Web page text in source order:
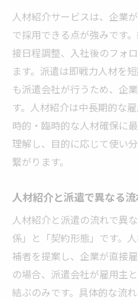
人材紹介サービスは、企業
で採用できる点が強みです
接日程調整、入社後のフォ
ます。派遣は即戦力人材を
も派遣会社が行うため、企
す。人材紹介は中長期的な
時的・臨時的な人材確保に
理解し、目的に応じて使い
繋がります。
人材紹介と派遣で異なる
人材紹介と派遣の流れで異
係」と「契約形態」です。
補者を提案し、企業が直接
の場合、派遣会社が雇用主
結ぶのみです。具体的な流